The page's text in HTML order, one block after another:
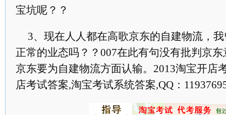
宝坑呢？？
3、现在人人都在高歌京东的自建物流，
正常的业态吗？？007在此有句没有批判京
京东要为自建物流方面认输。2013淘宝开店
店考试答案,淘宝考试系统答案,QQ：